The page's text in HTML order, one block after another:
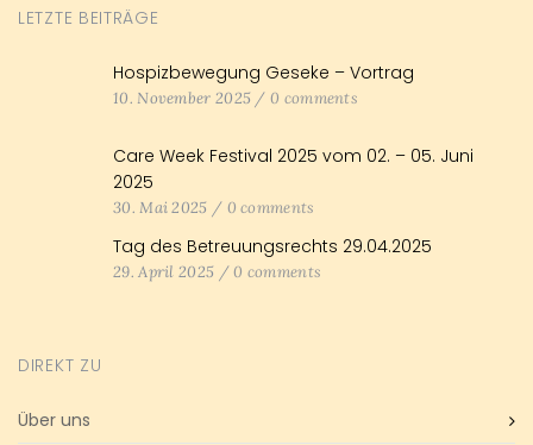
LETZTE BEITRÄGE
Hospizbewegung Geseke – Vortrag
10. November 2025 /0 comments
Care Week Festival 2025 vom 02. – 05. Juni
2025
30. Mai 2025 / 0 comments
Tag des Betreuungsrechts 29.04.2025
29. April 2025 /0 comments
DIREKT ZU
Über uns